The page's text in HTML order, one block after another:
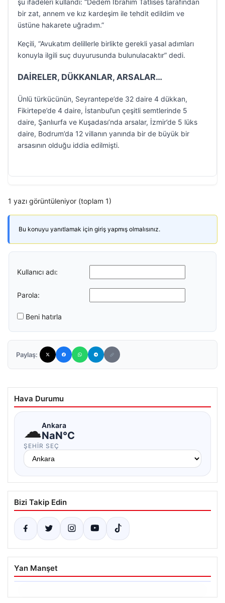
şu ifadeleri kullandı: “Dedem İbrahim Tatlıses tarafından
bir zat, annem ve kız kardeşim ile tehdit edildim ve
üstüne hakarete uğradım.”
Keçili, “Avukatım delillerle birlikte gerekli yasal adımları
konuyla ilgili suç duyurusunda bulunulacaktır” dedi.
DAİRELER, DÜKKANLAR, ARSALAR…
Ünlü türkücünün, Seyrantepe’de 32 daire 4 dükkan,
Fikirtepe’de 4 daire, İstanbul’un çeşitli semtlerinde 5
daire, Şanlıurfa ve Kuşadası’nda arsalar, İzmir’de 5 lüks
daire, Bodrum’da 12 villanın yanında bir de büyük bir
arsasının olduğu iddia edilmişti.
1 yazı görüntüleniyor (toplam 1)
Bu konuyu yanıtlamak için giriş yapmış olmalısınız.
Kullanıcı adı:
Parola:
Beni hatırla
Paylaş:
Hava Durumu
☁Ankara
NaN°C
ŞEHIR SEÇ
Bizi Takip Edin
Yan Manşet
06.08.2026